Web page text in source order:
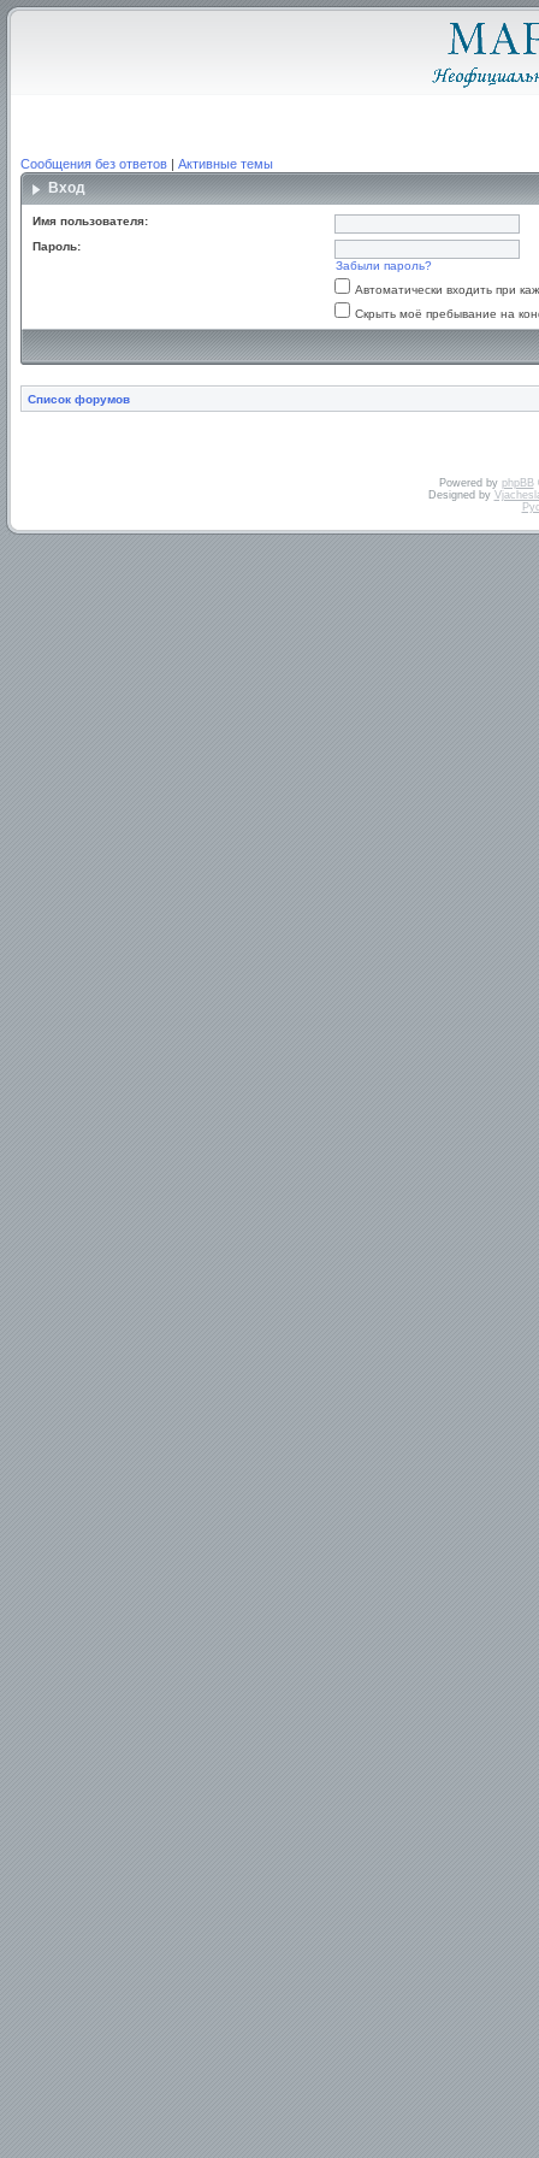
Сообщения без ответов | Активные темы
Вход
Имя пользователя:
Пароль:
Забыли пароль?
Автоматически входить при
Скрыть моё пребывание на
Список форумов
Powered by phpBB
Designed by